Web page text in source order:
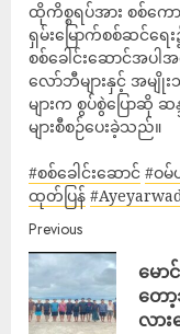
ထိုကိစ္စရပ်အား စစ်က
ရှမ်းမြောက်စစ်ဆင်
စစ်ခေါင်းဆောင်အပါ
လော်ဘီများနှင့် အမျိုး
များက စွပ်စွဲပြောဆို ဆ
များစီစဉ်ပေးခဲ့သည်။
#စစ်ခေါင်းဆောင် #ဝ
ထုတ်ပြန်
Previous
မေ
တော့
လား